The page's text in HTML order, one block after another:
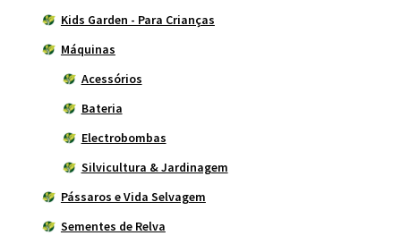
Kids Garden - Para Crianças
Máquinas
Acessórios
Bateria
Electrobombas
Silvicultura & Jardinagem
Pássaros e Vida Selvagem
Sementes de Relva